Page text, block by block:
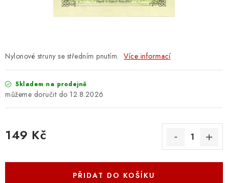
KONTAKTY
O E-SHOPU
OBCHODNÍ PODMÍNKY
ODSTOUPENÍ OD SMLOUVY
ZÁSADY ZPRACOVÁNÍ OSOBNÍCH ÚDAJŮ
Nylonové struny se středním pnutím. Více informací
Skladem na prodejně
12.8.2026
149 Kč
PŘIDAT DO KOŠÍKU